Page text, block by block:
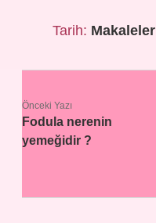
Tarih: Makaleler
Önceki Yazı
Fodula nerenin
yemeğidir ?